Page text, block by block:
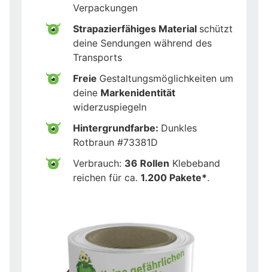
Verpackungen
Strapazierfähiges Material schützt
deine Sendungen während des
Transports
Freie Gestaltungsmöglichkeiten um
deine Markenidentität
widerzuspiegeln
Hintergrundfarbe: Dunkles
Rotbraun #73381D
Verbrauch: 36 Rollen Klebeband
reichen für ca. 1.200 Pakete*.